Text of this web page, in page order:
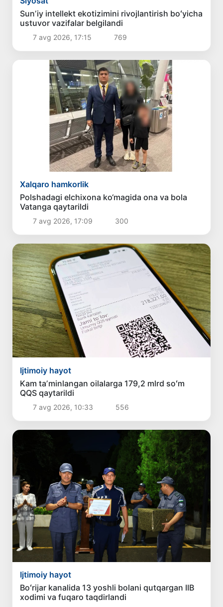
Sunʼiy intellekt ekotizimini rivojlantirish boʻyicha
ustuvor vazifalar belgilandi
7 avg 2026, 17:15 769
Xalqaro hamkorlik
Polshadagi elchixona ko‘magida ona va bola
Vatanga qaytarildi
7 avg 2026, 17:09 300
Ijtimoiy hayot
Kam taʼminlangan oilalarga 179,2 mlrd soʻm
QQS qaytarildi
7 avg 2026, 10:33 556
Ijtimoiy hayot
Boʻrijar kanalida 13 yoshli bolani qutqargan IIB
xodimi va fuqaro taqdirlandi